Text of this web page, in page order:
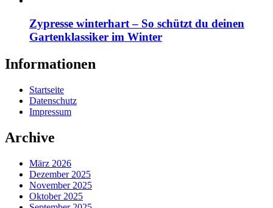
Zypresse winterhart – So schützt du deinen
Gartenklassiker im Winter
Informationen
Startseite
Datenschutz
Impressum
Archive
März 2026
Dezember 2025
November 2025
Oktober 2025